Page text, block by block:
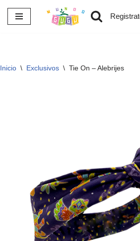
Saltar
Inicio \ Exclusivos \ Tie On – Alebrijes